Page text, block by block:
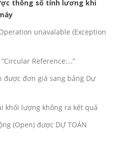
thông số tính lương khi
unavalable (Exception
Reference:…”
được đơn giá sang bảng Dự
khối lượng không ra kết quả
(Open) được DỰ TOÁN